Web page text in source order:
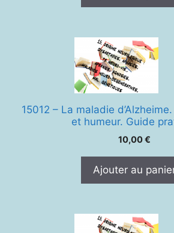
15012 – La maladie
et humeur. Guide
10,00€
Ajouter au